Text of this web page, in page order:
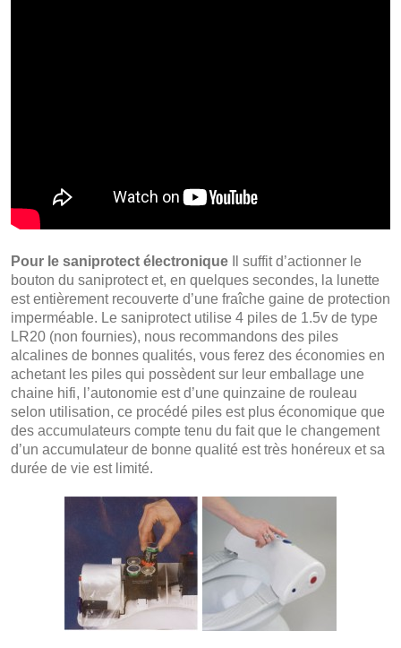
Pour le saniprotect électronique
Il suffit d’actionner le
bouton du saniprotect et, en quelques secondes, la lunette
est entièrement recouverte d’une fraîche gaine de protection
imperméable. Le saniprotect utilise 4 piles de 1.5v de type
LR20 (non fournies), nous recommandons des piles
alcalines de bonnes qualités, vous ferez des économies en
achetant les piles qui possèdent sur leur emballage une
chaine hifi, l’autonomie est d’une quinzaine de rouleau
selon utilisation, ce procédé piles est plus économique que
des accumulateurs compte tenu du fait que le changement
d’un accumulateur de bonne qualité est très honéreux et sa
durée de vie est limité.